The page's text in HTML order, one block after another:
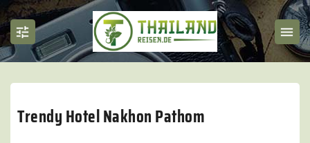
Trendy Hotel Nakhon Pathom